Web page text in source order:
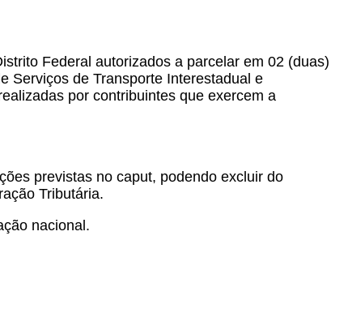
Federal autorizados a parcelar em 02 (duas)
Serviços de Transporte Interestadual e
por contribuintes que exercem a
previstas no caput, podendo excluir do
Tributária.
nacional.